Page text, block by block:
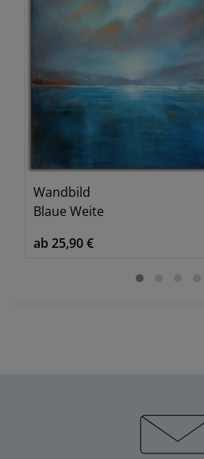
Wandbild
Blaue Weite
ab 25,90 €